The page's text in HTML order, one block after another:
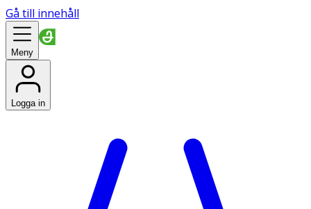
Gå till innehåll
Meny
Logga in